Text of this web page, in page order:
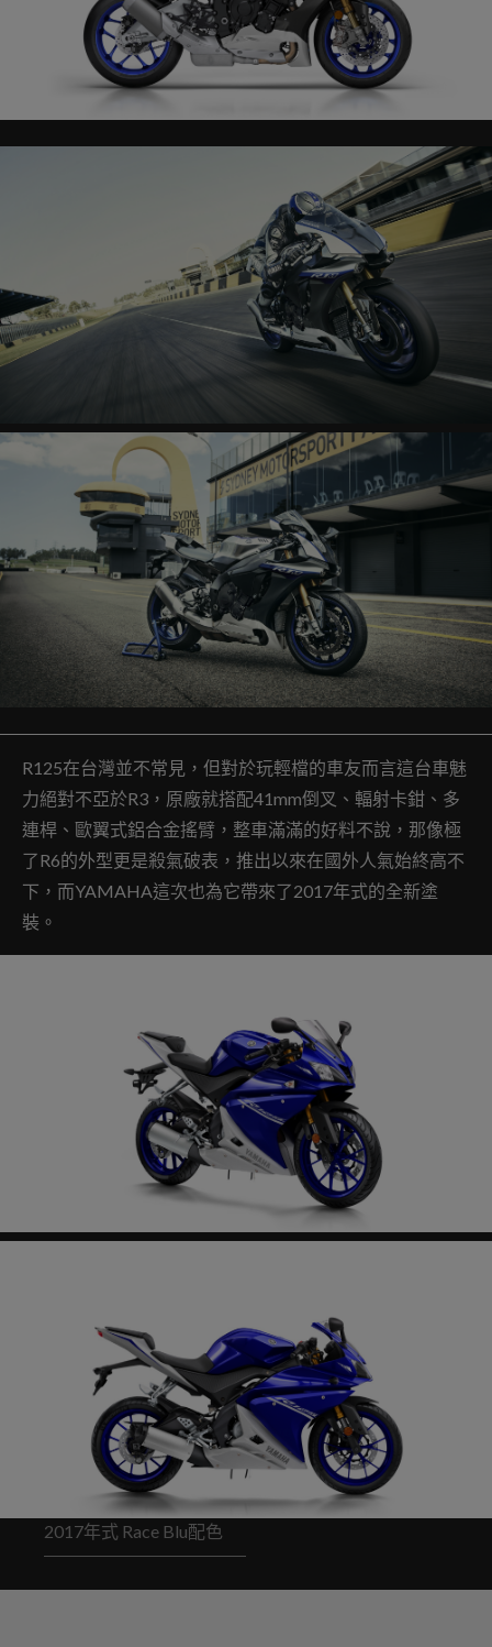
R125在台灣並不常見，但對於玩輕檔的車友而言這台車魅
力絕對不亞於R3，原廠就搭配41mm倒叉、輻射卡鉗、多
連桿、歐翼式鋁合金搖臂，整車滿滿的好料不說，那像極
了R6的外型更是殺氣破表，推出以來在國外人氣始終高不
下，而YAMAHA這次也為它帶來了2017年式的全新塗
裝。
2017年式 Race Blu配色